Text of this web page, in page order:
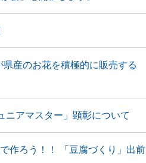
産のお花を積極的に販売する
ニアマスター」顕彰について
作ろう！！ 「豆腐づくり」出前